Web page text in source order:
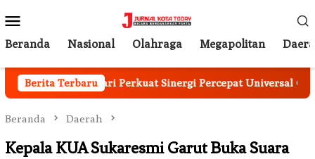
ke
kontenMobile
Beranda Nasional Olahraga Megapolitan
Berita Terbaru
dan Kejari Perkuat Sinergi Percepat Universal Coverage
Beranda Daerah
Kepala KUA Sukaresmi Garut Buka Suara